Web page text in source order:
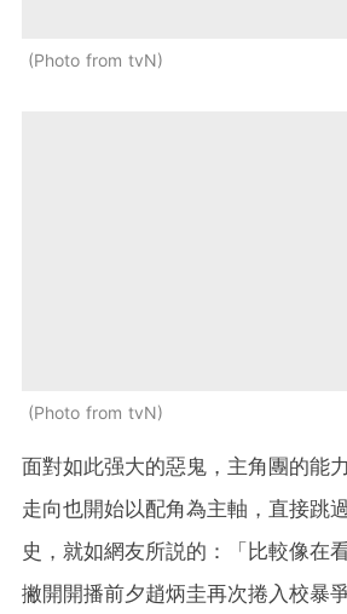
Photo from tvN
Photo from tvN
面對如此强大的惡鬼，主角團的能
走向也開始以配角為主軸，直接跳
史，就如網友所説的：「比較像在
撇開開播前夕趙炳圭再次捲入校暴